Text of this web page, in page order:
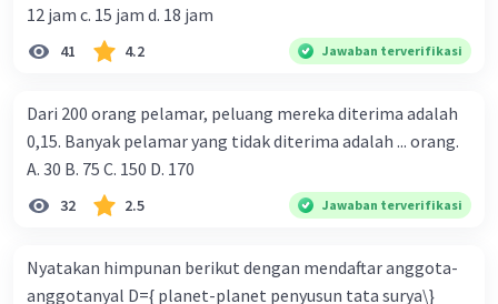
12 jam c. 15 jam d. 18 jam
41 4.2 Jawaban terverifikasi
Dari 200 orang pelamar, peluang mereka diterima adalah
0,15. Banyak pelamar yang tidak diterima adalah ... orang.
A. 30 B. 75 C. 150 D. 170
32 2.5 Jawaban terverifikasi
Nyatakan himpunan berikut dengan mendaftar anggota-
anggotanyal D={ planet-planet penyusun tata surya\}